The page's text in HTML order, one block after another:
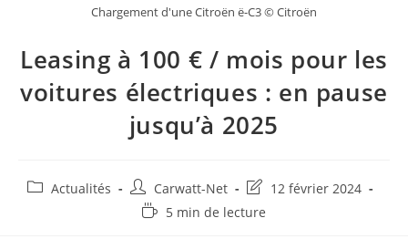
Chargement d'une Citroën ë-C3 © Citroën
Leasing à 100 € / mois pour les
voitures électriques : en pause
jusqu’à 2025
PostActualités
Auteur/autrice
de
Carwatt-Net
Dernière
modification
12 février 2024
Temps5 min de lecture